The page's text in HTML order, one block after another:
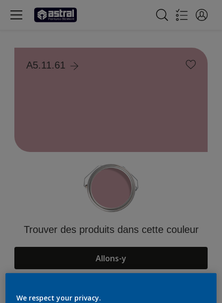
A5.11.61
Trouver des produits dans cette couleur
Allons-y
We respect your privacy.